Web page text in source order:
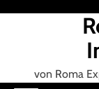
von Roma